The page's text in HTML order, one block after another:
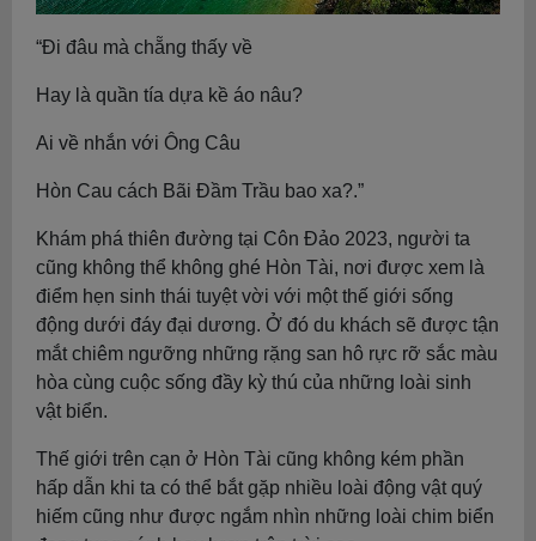
“Đi đâu mà chẵng thấy về
Hay là quần tía dựa kề áo nâu?
Ai về nhắn với Ông Câu
Hòn Cau cách Bãi Đầm Trầu bao xa?.”
Khám phá thiên đường tại Côn Đảo 2023, người ta
cũng không thể không ghé Hòn Tài, nơi được xem là
điểm hẹn sinh thái tuyệt vời với một thế giới sống
động dưới đáy đại dương. Ở đó du khách sẽ được tận
mắt chiêm ngưỡng những rặng san hô rực rỡ sắc màu
hòa cùng cuộc sống đầy kỳ thú của những loài sinh
vật biển.
Thế giới trên cạn ở Hòn Tài cũng không kém phần
hấp dẫn khi ta có thể bắt gặp nhiều loài động vật quý
hiếm cũng như được ngắm nhìn những loài chim biển